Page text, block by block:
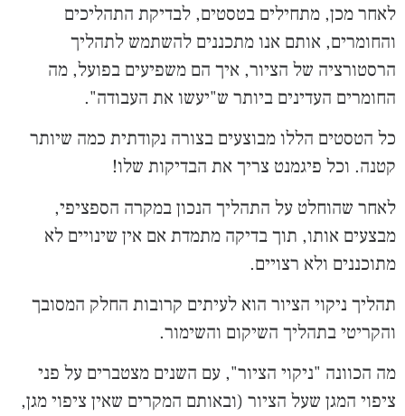
לאחר מכן, מתחילים בטסטים, לבדיקת התהליכים
והחומרים, אותם אנו מתכננים להשתמש לתהליך
הרסטורציה של הציור, איך הם משפיעים בפועל, מה
החומרים העדינים ביותר ש"יעשו את העבודה".
כל הטסטים הללו מבוצעים בצורה נקודתית כמה שיותר
קטנה. וכל פיגמנט צריך את הבדיקות שלו!
לאחר שהוחלט על התהליך הנכון במקרה הספציפי,
מבצעים אותו, תוך בדיקה מתמדת אם אין שינויים לא
מתוכננים ולא רצויים.
תהליך ניקוי הציור הוא לעיתים קרובות החלק המסובך
והקריטי בתהליך השיקום והשימור.
מה הכוונה "ניקוי הציור", עם השנים מצטברים על פני
ציפוי המגן שעל הציור (ובאותם המקרים שאין ציפוי מגן,